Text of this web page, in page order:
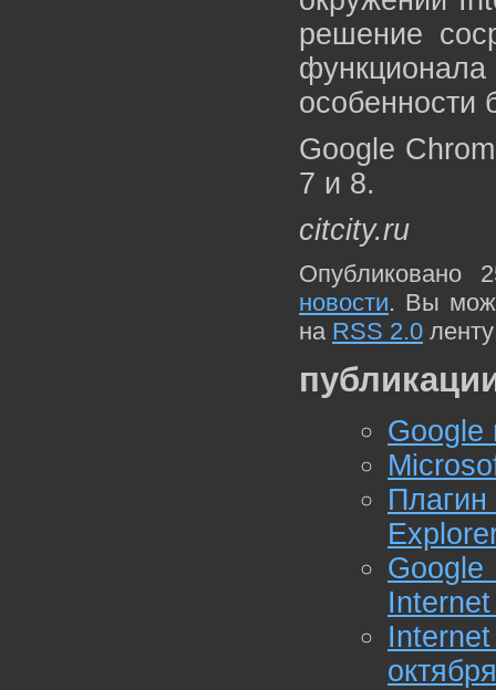
решение
особенности
Google
7 и 8.
citcity.ru
Опубликовано
новости. Вы
на RSS 2.0
Google
Google
октября